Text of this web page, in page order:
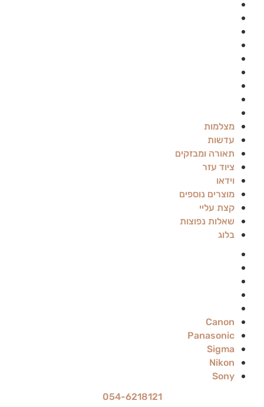
מצלמות
עדשות
תאורה ומבזקים
ציוד עזר
וידאו
מוצרים נוספים
קצת עליי
שאלות נפוצות
בלוג
Canon
Panasonic
Sigma
Nikon
Sony
054-6218121